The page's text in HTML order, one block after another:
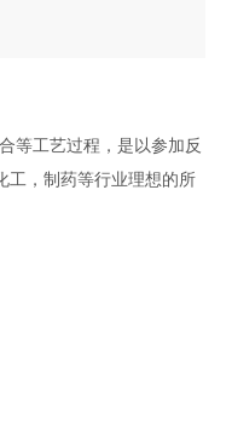
等工艺过程，是以参加反
工，制药等行业理想的所